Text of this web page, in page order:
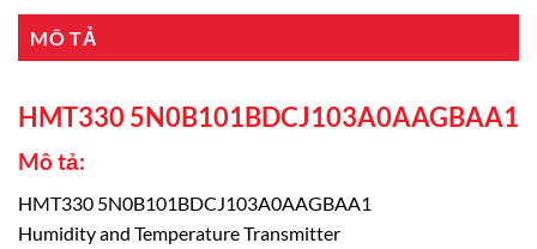
MÔ TẢ
HMT330 5N0B101BDCJ103A0AAGBAA1
Mô tả:
HMT330 5N0B101BDCJ103A0AAGBAA1
Humidity and Temperature Transmitter